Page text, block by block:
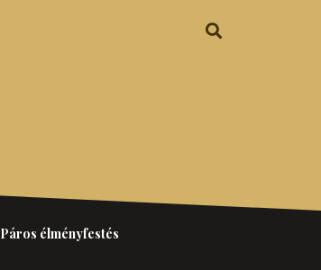
Páros élményfestés